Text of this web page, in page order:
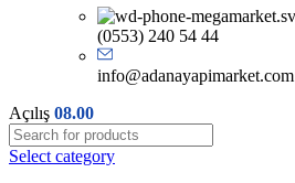
(0553) 240 54 44
info@adanayapimarket.com
Açılış 08.00
Select category